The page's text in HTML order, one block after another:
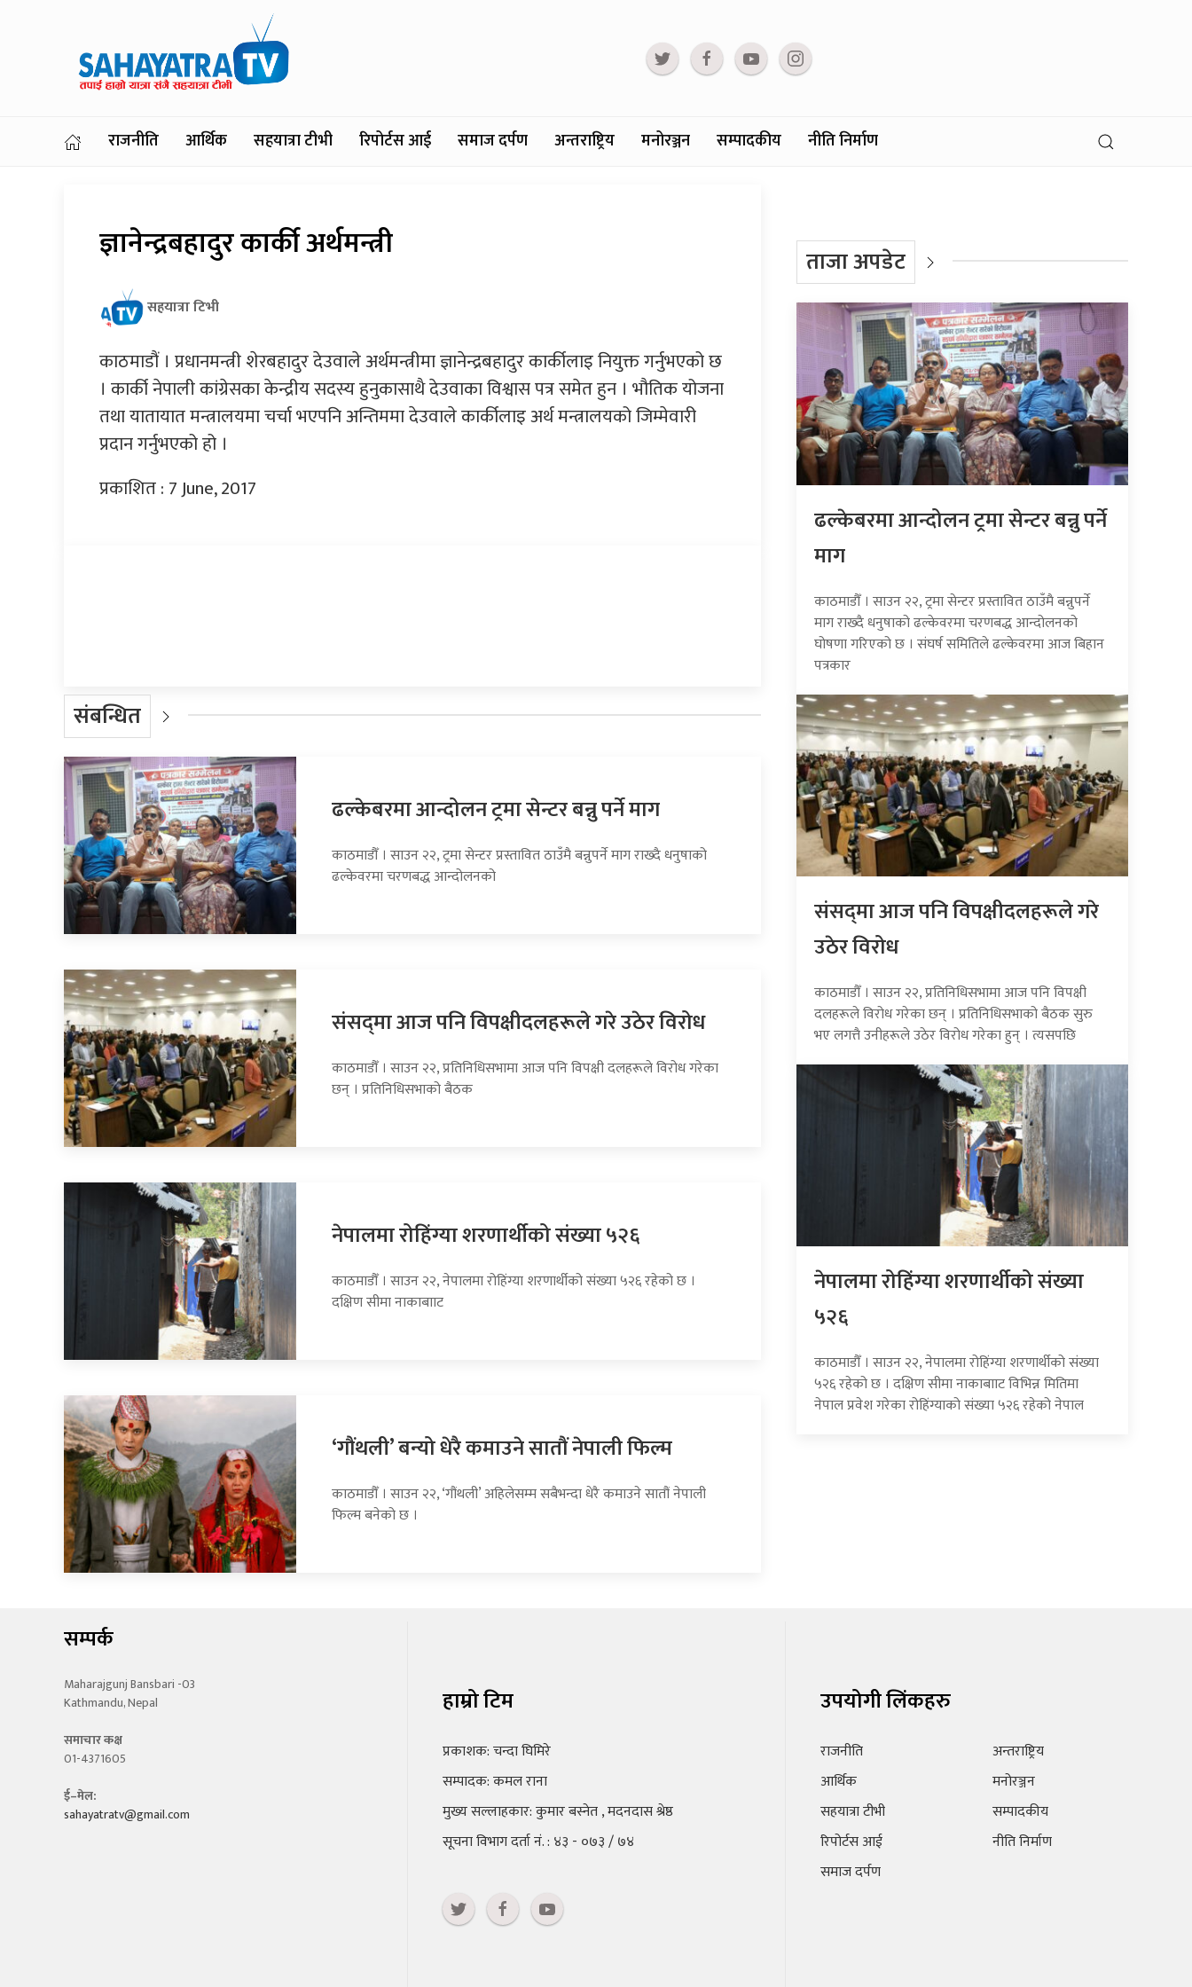
राजनीति आर्थिक सहयात्रा टीभी रिपोर्टस आई समाज दर्पण अन्तराष्ट्रिय मनोरञ्जन सम्पादकीय नीति निर्माण
ज्ञानेन्द्रबहादुर कार्की अर्थमन्त्री
सहयात्रा टिभी
काठमाडौं । प्रधानमन्त्री शेरबहादुर देउवाले अर्थमन्त्रीमा ज्ञानेन्द्रबहादुर कार्कीलाइ नियुक्त गर्नुभएको छ
। कार्की नेपाली कांग्रेसका केन्द्रीय सदस्य हुनुकासाथै देउवाका विश्वास पत्र समेत हुन । भौतिक योजना
तथा यातायात मन्त्रालयमा चर्चा भएपनि अन्तिममा देउवाले कार्कीलाइ अर्थ मन्त्रालयको जिम्मेवारी
प्रदान गर्नुभएको हो ।
प्रकाशित : 7 June, 2017
संबन्धित
ढल्केबरमा आन्दोलन ट्रमा सेन्टर बन्नु पर्ने माग
काठमाडौँ । साउन २२, ट्रमा सेन्टर प्रस्तावित ठाउँमै बन्नुपर्ने माग राख्दै धनुषाको
ढल्केवरमा चरणबद्ध आन्दोलनको
संसद्‍मा आज पनि विपक्षीदलहरूले गरे उठेर विरोध
काठमाडौँ । साउन २२, प्रतिनिधिसभामा आज पनि विपक्षी दलहरूले विरोध गरेका
छन् । प्रतिनिधिसभाको बैठक
नेपालमा रोहिंग्या शरणार्थीको संख्या ५२६
काठमाडौँ । साउन २२, नेपालमा रोहिंग्या शरणार्थीको संख्या ५२६ रहेको छ ।
दक्षिण सीमा नाकाबााट
‘गौंथली’ बन्यो धेरै कमाउने सातौं नेपाली फिल्म
काठमाडौँ । साउन २२, ‘गौंथली’ अहिलेसम्म सबैभन्दा धेरै कमाउने सातौं नेपाली
फिल्म बनेको छ ।
ताजा अपडेट
ढल्केबरमा आन्दोलन ट्रमा सेन्टर बन्नु पर्ने
माग
काठमाडौँ । साउन २२, ट्रमा सेन्टर प्रस्तावित ठाउँमै बन्नुपर्ने
माग राख्दै धनुषाको ढल्केवरमा चरणबद्ध आन्दोलनको
घोषणा गरिएको छ । संघर्ष समितिले ढल्केवरमा आज बिहान
पत्रकार
संसद्‍मा आज पनि विपक्षीदलहरूले गरे
उठेर विरोध
काठमाडौँ । साउन २२, प्रतिनिधिसभामा आज पनि विपक्षी
दलहरूले विरोध गरेका छन् । प्रतिनिधिसभाको बैठक सुरु
भए लगत्तै उनीहरूले उठेर विरोध गरेका हुन् । त्यसपछि
नेपालमा रोहिंग्या शरणार्थीको संख्या
५२६
काठमाडौँ । साउन २२, नेपालमा रोहिंग्या शरणार्थीको संख्या
५२६ रहेको छ । दक्षिण सीमा नाकाबााट विभिन्न मितिमा
नेपाल प्रवेश गरेका रोहिंग्याको संख्या ५२६ रहेको नेपाल
सम्पर्क
Maharajgunj Bansbari -03
Kathmandu, Nepal
समाचार कक्ष
01-4371605
ई–मेल:
sahayatratv@gmail.com
हाम्रो टिम
प्रकाशक: चन्दा घिमिरे
सम्पादक: कमल राना
मुख्य सल्लाहकार: कुमार बस्नेत , मदनदास श्रेष्ठ
सूचना विभाग दर्ता नं. : ४३ - ०७३ / ७४
उपयोगी लिंकहरु
राजनीति
आर्थिक
सहयात्रा टीभी
रिपोर्टस आई
समाज दर्पण
अन्तराष्ट्रिय
मनोरञ्जन
सम्पादकीय
नीति निर्माण